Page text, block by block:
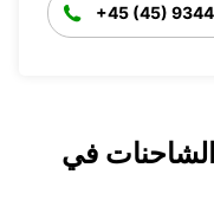
+45 (45)
في